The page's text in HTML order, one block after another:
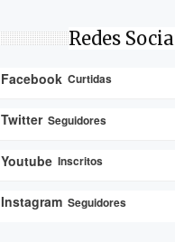
Redes
Facebook Curtidas
Twitter Seguidores
Youtube Inscritos
Instagram Seguidores